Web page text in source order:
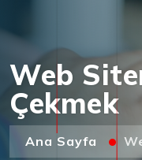
Web
Çekmek
Ana Sayfa